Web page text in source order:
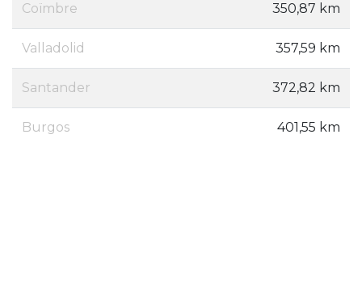
Coïmbre 350,87 km
Valladolid 357,59 km
Santander 372,82 km
Burgos 401,55 km